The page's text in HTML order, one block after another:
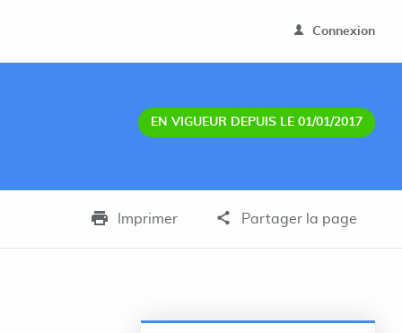
Connexion
EN VIGUEUR DEPUIS LE 01/01/2017
Imprimer Partager la page